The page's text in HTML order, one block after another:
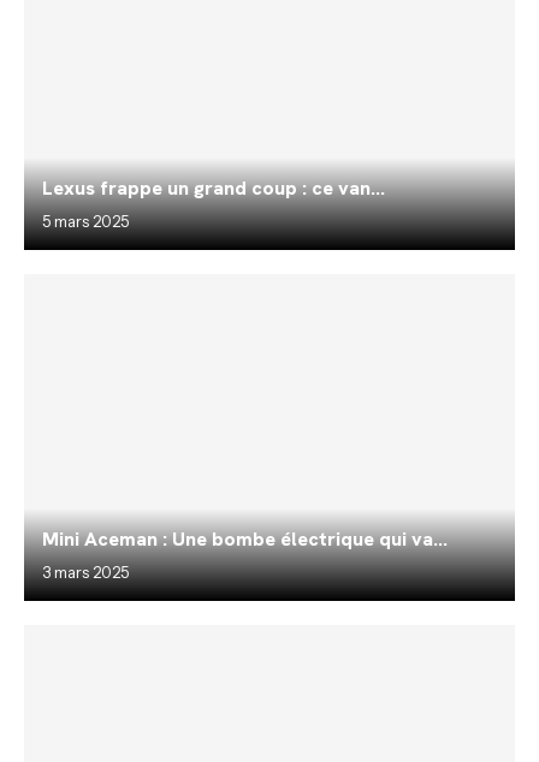
Lexus frappe un grand coup : ce van...
5 mars 2025
Mini Aceman : Une bombe électrique qui va...
3 mars 2025